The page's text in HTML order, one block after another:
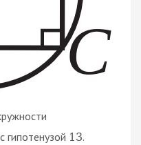
гипотенузой 13.